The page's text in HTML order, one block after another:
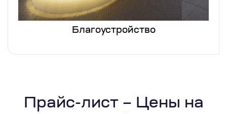
Благоустройство
Прайс-лист – Цены на